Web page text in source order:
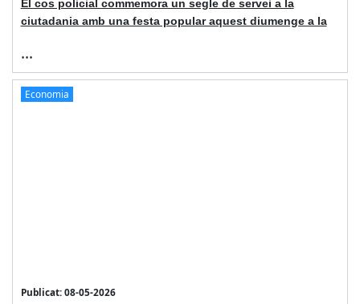
El cos policial commemora un segle de servei a la
ciutadania amb una festa popular aquest diumenge a la
...
Economia
Publicat: 08-05-2026